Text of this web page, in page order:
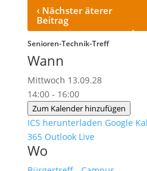
‹Nächster äterer
Beitrag
Senioren-Technik-Treff
Wann
Mittwoch 13.09.28
14:00 - 16:00
Zum Kalender hinzufügen
ICS herunterladen Google
365 Outlook Live
Wo